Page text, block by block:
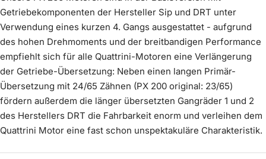
Anbringung Lambda-
Flansch
(0/1)
wählbar
Felge Vespa Breitreifen schwarz
pulverbeschichtet
Getriebekomponenten der Hersteller Sip und DRT unter
Verwendung eines kurzen 4. Gangs ausgestattet - aufgrund
des hohen Drehmoments und der breitbandigen Performance
empfiehlt sich für alle Quattrini-Motoren eine Verlängerung
der Getriebe-Übersetzung: Neben einen langen Primär-
Übersetzung mit 24/65 Zähnen (PX 200 original: 23/65)
fördern außerdem die länger übersetzten Gangräder 1 und 2
des Herstellers DRT die Fahrbarkeit enorm und verleihen dem
Quattrini Motor eine fast schon unspektakuläre Charakteristik.